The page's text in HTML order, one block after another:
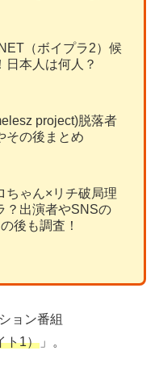
（ボイプラ2）候
日本人は何人？
project)脱落者
その後まとめ
ちゃん×リチ破局理
？出演者やSNSの
後も調査！
ョン番組
ト1） 」。